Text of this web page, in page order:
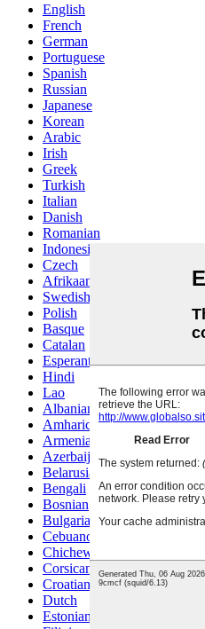
English
French
German
Portuguese
Spanish
Russian
Japanese
Korean
Arabic
Irish
Greek
Turkish
Italian
Danish
Romanian
Indonesian
Czech
Afrikaans
Swedish
Polish
Basque
Catalan
Esperanto
Hindi
Lao
Albanian
Amharic
Armenian
Azerbaijani
Belarusian
Bengali
Bosnian
Bulgarian
Cebuano
Chichewa
Corsican
Croatian
Dutch
Estonian